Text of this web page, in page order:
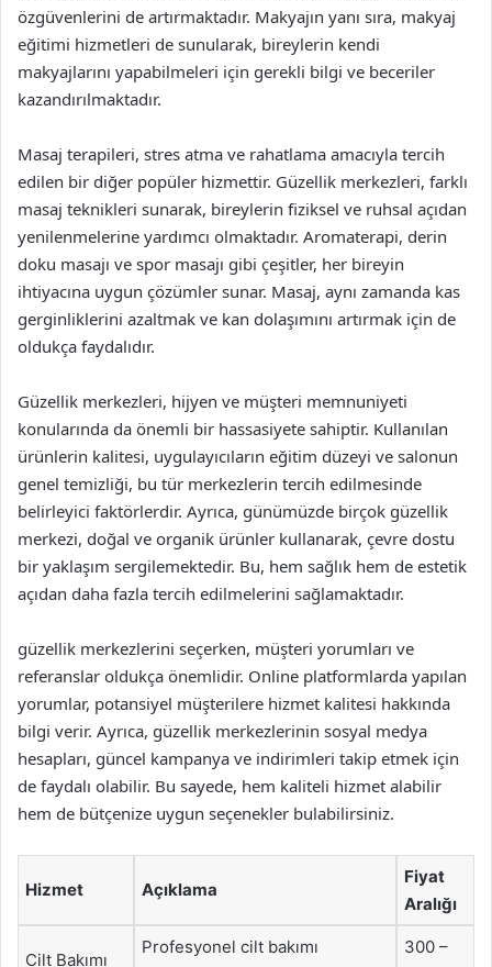
özgüvenlerini de artırmaktadır. Makyajın yanı sıra, makyaj
eğitimi hizmetleri de sunularak, bireylerin kendi
makyajlarını yapabilmeleri için gerekli bilgi ve beceriler
kazandırılmaktadır.
Masaj terapileri, stres atma ve rahatlama amacıyla tercih
edilen bir diğer popüler hizmettir. Güzellik merkezleri, farklı
masaj teknikleri sunarak, bireylerin fiziksel ve ruhsal açıdan
yenilenmelerine yardımcı olmaktadır. Aromaterapi, derin
doku masajı ve spor masajı gibi çeşitler, her bireyin
ihtiyacına uygun çözümler sunar. Masaj, aynı zamanda kas
gerginliklerini azaltmak ve kan dolaşımını artırmak için de
oldukça faydalıdır.
Güzellik merkezleri, hijyen ve müşteri memnuniyeti
konularında da önemli bir hassasiyete sahiptir. Kullanılan
ürünlerin kalitesi, uygulayıcıların eğitim düzeyi ve salonun
genel temizliği, bu tür merkezlerin tercih edilmesinde
belirleyici faktörlerdir. Ayrıca, günümüzde birçok güzellik
merkezi, doğal ve organik ürünler kullanarak, çevre dostu
bir yaklaşım sergilemektedir. Bu, hem sağlık hem de estetik
açıdan daha fazla tercih edilmelerini sağlamaktadır.
güzellik merkezlerini seçerken, müşteri yorumları ve
referanslar oldukça önemlidir. Online platformlarda yapılan
yorumlar, potansiyel müşterilere hizmet kalitesi hakkında
bilgi verir. Ayrıca, güzellik merkezlerinin sosyal medya
hesapları, güncel kampanya ve indirimleri takip etmek için
de faydalı olabilir. Bu sayede, hem kaliteli hizmet alabilir
hem de bütçenize uygun seçenekler bulabilirsiniz.
Hizmet Açıklama
Fiyat
Aralığı
Cilt Bakımı
Profesyonel cilt bakımı
300 –